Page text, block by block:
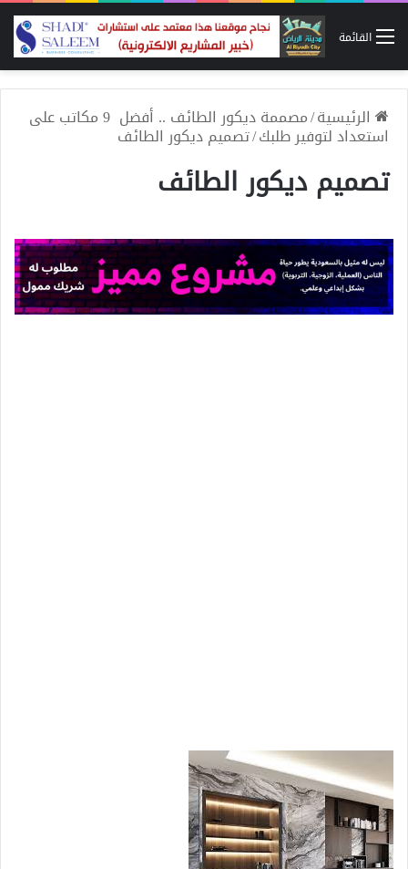
القائمة
الرئيسية/ مصممة ديكور الطائف .. أفضل 9 مكاتب على
استعداد لتوفير طلبك/تصميم ديكور الطائف
تصميم ديكور الطائف